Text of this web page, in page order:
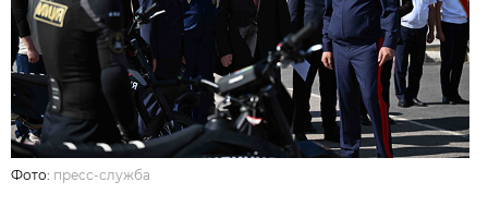
Фото: пресс-служба